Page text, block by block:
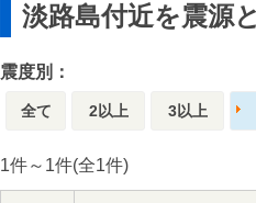
淡路島付近を震源
震度別：
全て 2以上 3以上
1件～1件(全1件)